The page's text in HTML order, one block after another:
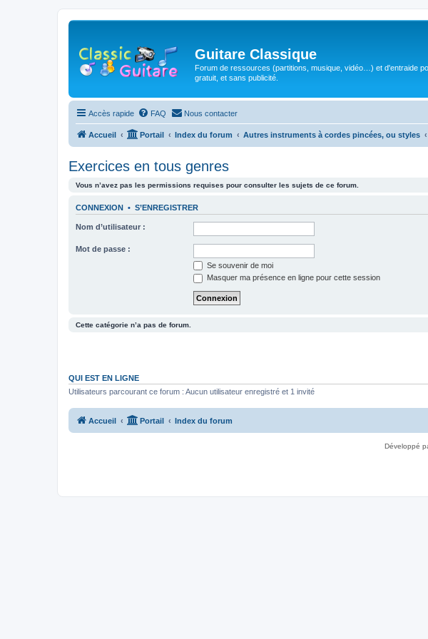
Guitare Classique
Forum de ressources (partitions, musique, vidéo…) et d'entraide
gratuit, et sans publicité.
Accès rapide FAQ Nous contacter
Accueil Portail Index du forum Autres instruments à cordes pincées, ou styles
Exercices en tous genres
Vous n’avez pas les permissions requises pour consulter les sujets de ce forum.
CONNEXION • S’ENREGISTRER
Nom d’utilisateur :
Mot de passe :
Se souvenir de moi
Masquer ma présence en ligne pour cette session
Cette catégorie n’a pas de forum.
QUI EST EN LIGNE
Utilisateurs parcourant ce forum : Aucun utilisateur enregistré et 1 invité
Accueil Portail Index du forum
Développé